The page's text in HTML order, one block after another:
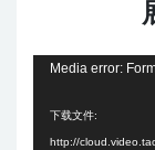
Media error:
下载文件:
http://